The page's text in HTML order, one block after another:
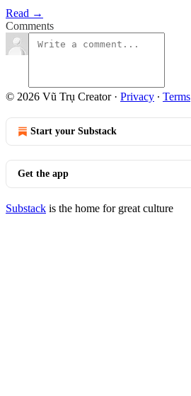
Read →
Comments
© 2026 Vũ Trụ Creator· Privacy ∙ Terms
Start your Substack
Get the app
Substack is the home for great culture